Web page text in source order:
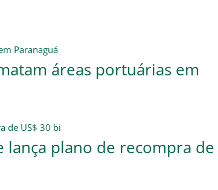
áreas portuárias em
plano de recompra de